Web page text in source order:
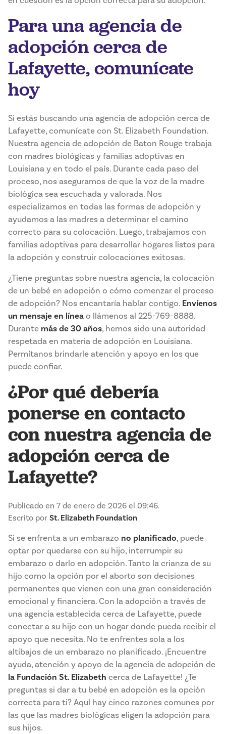
Para una agencia de
adopción cerca de
Lafayette, comunícate
hoy
Si estás buscando una agencia de adopción cerca de
Lafayette, comunícate con St. Elizabeth Foundation.
Nuestra agencia de adopción de Baton Rouge trabaja
con madres biológicas y familias adoptivas en
Louisiana y en todo el país. Durante cada paso del
proceso, nos aseguramos de que la voz de la madre
biológica sea escuchada y valorada. Nos
especializamos en todas las formas de adopción y
ayudamos a las madres a determinar el camino
correcto para su colocación. Luego, trabajamos con
familias adoptivas para desarrollar hogares listos para
la adopción y construir colocaciones exitosas.
¿Tiene preguntas sobre nuestra agencia, la colocación
de un bebé en adopción o cómo comenzar el proceso
de adopción? Nos encantaría hablar contigo. Envíenos
un mensaje en líneao llámenos al 225-769-8888.
Durante más de 30 años, hemos sido una autoridad
respetada en materia de adopción en Louisiana.
Permítanos brindarle atención y apoyo en los que
puede confiar.
¿Por qué debería
ponerse en contacto
con nuestra agencia de
adopción cerca de
Lafayette?
Publicado en 7 de enero de 2026 el 09:46.
Escrito por St. Elizabeth Foundation
Si se enfrenta a un embarazo no planificado, puede
optar por quedarse con su hijo, interrumpir su
embarazo o darlo en adopción. Tanto la crianza de su
hijo como la opción por el aborto son decisiones
permanentes que vienen con una gran consideración
emocional y financiera. Con la adopción a través de
una agencia establecida cerca de Lafayette, puede
conectar a su hijo con un hogar donde pueda recibir el
apoyo que necesita. No te enfrentes sola a los
altibajos de un embarazo no planificado. ¡Encuentre
ayuda, atención y apoyo de la agencia de adopción de
la Fundación St. Elizabeth cerca de Lafayette! ¿Te
preguntas si dar a tu bebé en adopción es la opción
correcta para ti? Aquí hay cinco razones comunes por
las que las madres biológicas eligen la adopción para
sus hijos.